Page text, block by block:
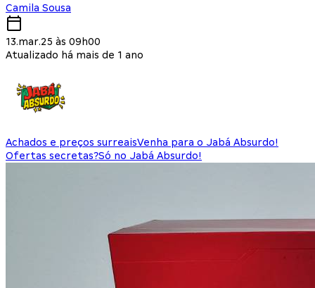
Camila Sousa
13.mar.25 às 09h00
Atualizado há mais de 1 ano
Achados e preços surreaisVenha para o Jabá Absurdo!
Ofertas secretas?Só no Jabá Absurdo!